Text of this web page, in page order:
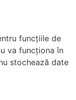
funcțiile de
va funcționa în
stochează date